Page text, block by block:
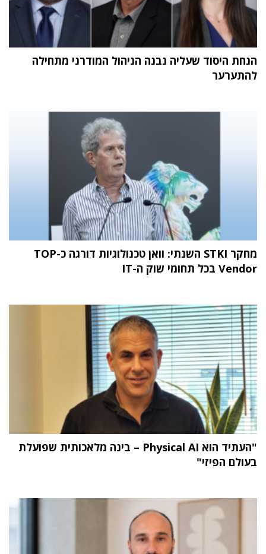
הנחת היסוד שעליה נבנה הניהול המודרני מתחילה
להתערער
מחקר STKI השנתי: וואן טכנולוגיות דורגה כ-TOP
Vendor בכל תחומי שוק ה-IT
"העתיד הוא Physical AI – בינה מלאכותית שפועלת
בעולם הפיזי"